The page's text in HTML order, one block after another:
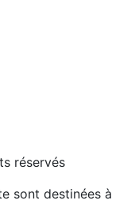
réservés
sont destinées à